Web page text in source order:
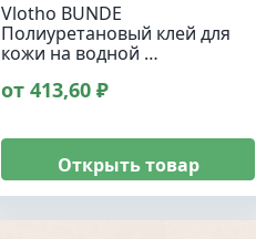
Vlotho BUNDE
Полиуретановый клей для
кожи на водной …
от 413,60 ₽
Открыть товар